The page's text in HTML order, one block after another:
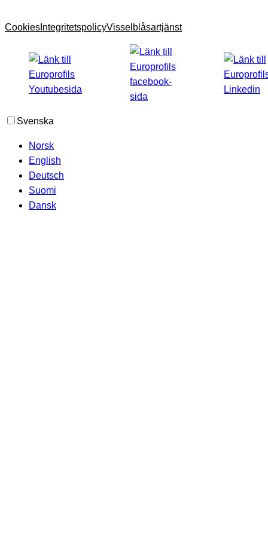
Cookies IntegritetspolicyVisselblåsartjänst
Svenska
Norsk
English
Deutsch
Suomi
Dansk